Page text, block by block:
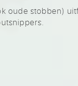
oude stobben)